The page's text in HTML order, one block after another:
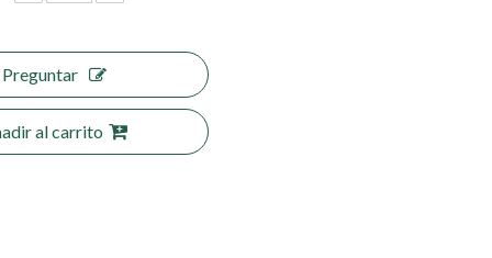
Preguntar
al carrito